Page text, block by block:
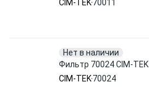
CIM-TEK70011
Нет в наличии
Фильтр 70024 CIM-TEK
CIM-TEK70024